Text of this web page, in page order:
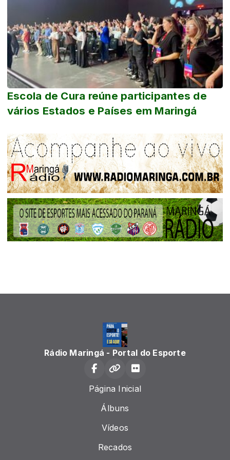
Escola de Cura reúne participantes de
vários Estados e Países em Maringá
Rádio Maringá - Portal do Esporte
Página Inicial
Álbuns
Vídeos
Recados